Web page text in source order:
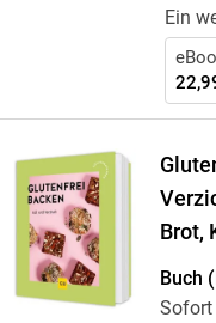
Ein
Brot,
Buch
Sofort